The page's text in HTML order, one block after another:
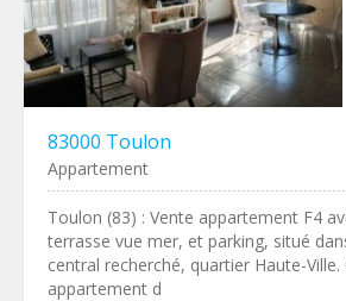
83000 Toulon
Appartement
Toulon (83) : Vente appartement F4
terrasse vue mer, et parking, situé
central recherché, quartier Haute-Ville.
appartement d